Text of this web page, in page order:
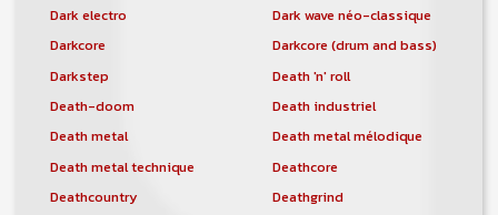
Dark electro
Dark wave néo-classique
Darkcore
Darkcore (drum and bass)
Darkstep
Death 'n' roll
Death-doom
Death industriel
Death metal
Death metal mélodique
Death metal technique
Deathcore
Deathcountry
Deathgrind